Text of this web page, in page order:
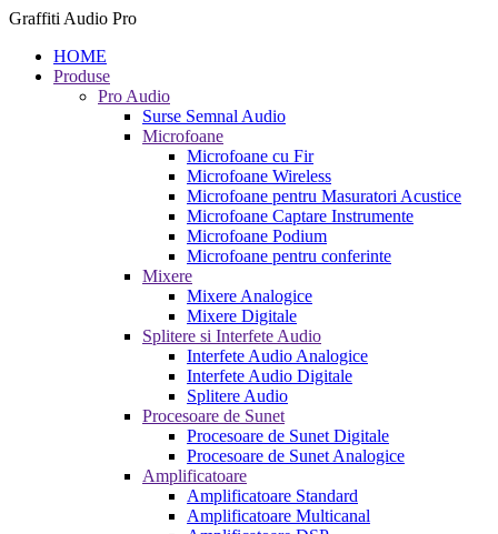
Graffiti Audio Pro
HOME
Produse
Pro Audio
Surse Semnal Audio
Microfoane
Microfoane cu Fir
Microfoane Wireless
Microfoane pentru Masuratori Acustice
Microfoane Captare Instrumente
Microfoane Podium
Microfoane pentru conferinte
Mixere
Mixere Analogice
Mixere Digitale
Splitere si Interfete Audio
Interfete Audio Analogice
Interfete Audio Digitale
Splitere Audio
Procesoare de Sunet
Procesoare de Sunet Digitale
Procesoare de Sunet Analogice
Amplificatoare
Amplificatoare Standard
Amplificatoare Multicanal